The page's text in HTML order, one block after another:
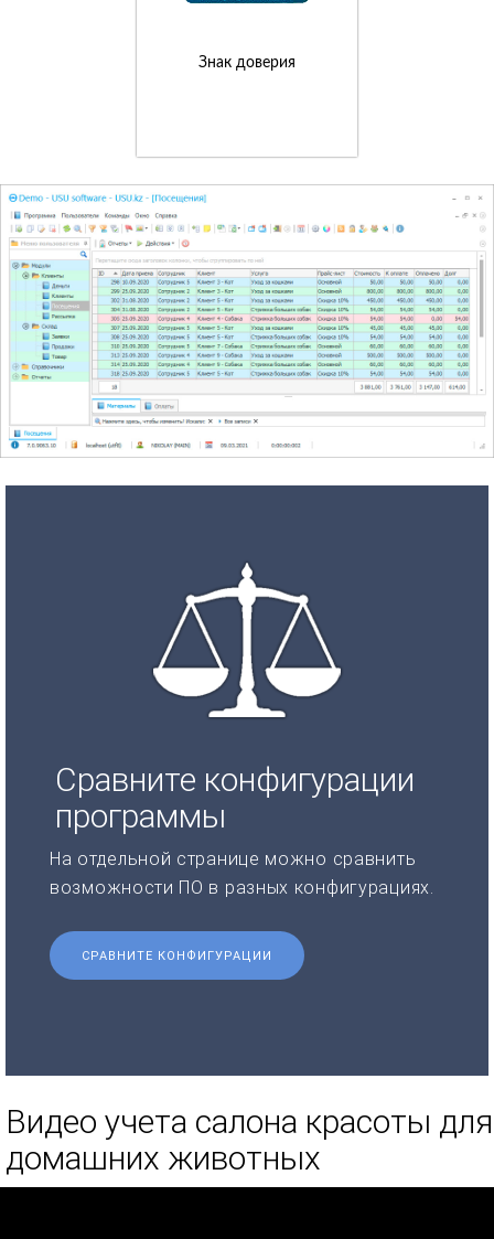
Знак доверия
Сравните конфигурации
программы
На отдельной странице можно сравнить
возможности ПО в разных конфигурациях.
СРАВНИТЕ КОНФИГУРАЦИИ
Видео учета салона красоты для
домашних животных